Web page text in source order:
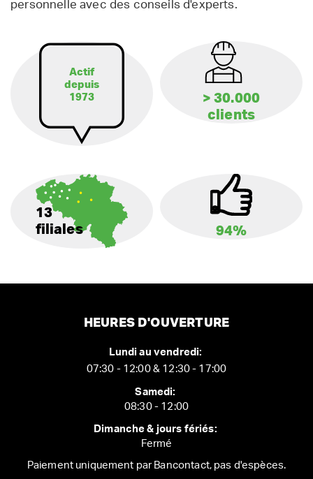
personnelle avec des conseils d'experts.
Actif
depuis
1973
> 30.000
clients
13
filiales
94%
HEURES D'OUVERTURE
Lundi au vendredi:
07:30 - 12:00 & 12:30 - 17:00
Samedi:
08:30 - 12:00
Dimanche & jours fériés:
Fermé
Paiement uniquement par Bancontact, pas d'espèces.